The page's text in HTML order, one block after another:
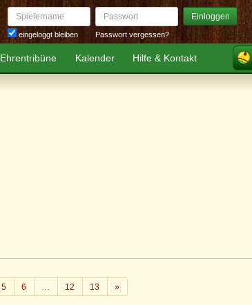
Spielername
eingeloggt bleiben
Passwort Einloggen
Passwort vergessen?
Ehrentribüne Kalender Hilfe & Kontakt
5 6 12 13 »Weiter